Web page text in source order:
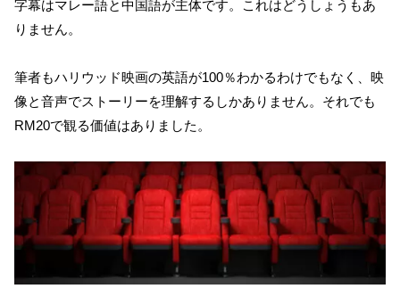
字幕はマレー語と中国語が主体です。これはどうしょうもあ
りません。
筆者もハリウッド映画の英語が100％わかるわけでもなく、映
像と音声でストーリーを理解するしかありません。それでも
RM20で観る価値はありました。